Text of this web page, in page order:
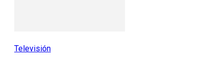
Televisión